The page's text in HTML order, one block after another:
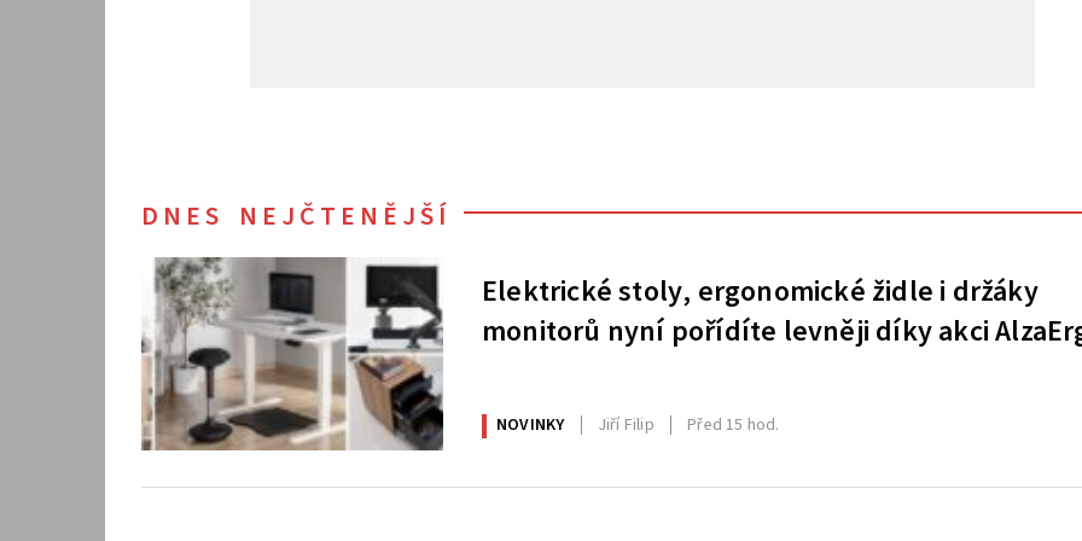
DNES NEJČTENĚJŠÍ
Elektrické stoly, ergonomické židle i držáky
monitorů nyní pořídíte levněji díky akci
NOVINKY Jiří Filip Před 15 hod.